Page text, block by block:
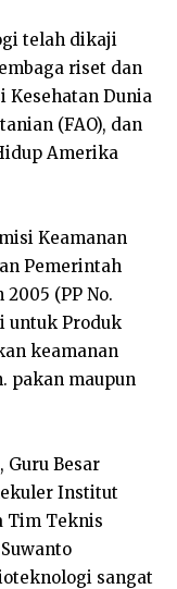
telah dikaji
riset dan
Kesehatan Dunia
(FAO), dan
Amerika
Keamanan
Pemerintah
(PP No.
untuk Produk
keamanan
pakan maupun
Guru Besar
Institut
Tim Teknis
sangat